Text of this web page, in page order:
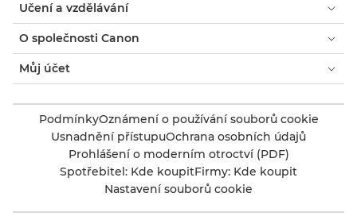
Učení a vzdělávání
O společnosti Canon
Můj účet
PodmínkyOznámení o používání souborů cookie
Usnadnění přístupuOchrana osobních údajů
Prohlášení o moderním otroctví (PDF)
Spotřebitel: Kde koupitFirmy: Kde koupit
Nastavení souborů cookie